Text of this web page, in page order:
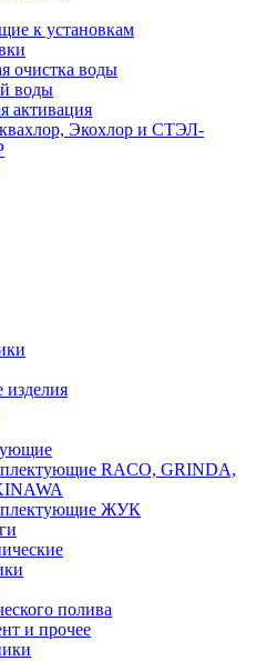
к установкам
очистка воды
воды
активация
Экохлор и СТЭЛ-
изделия
RACO, GRINDA,
ЖУК
полива
и прочее